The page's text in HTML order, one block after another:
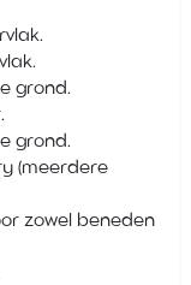
grond.
grond.
(meerdere
zowel beneden